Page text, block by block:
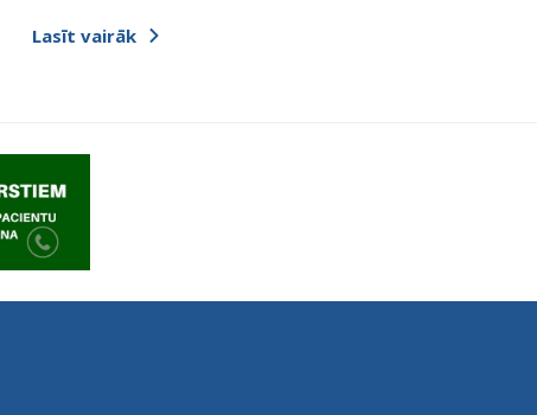
Lasīt vairāk